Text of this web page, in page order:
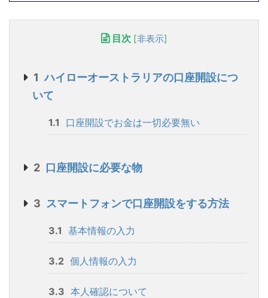
目次 [非表示]
1 ハイローオーストラリアの口座開設につ
いて
1.1 口座開設でお金は一切必要無い
2 口座開設に必要な物
3 スマートフォンで口座開設をする方法
3.1 基本情報の入力
3.2 個人情報の入力
3.3 本人確認について